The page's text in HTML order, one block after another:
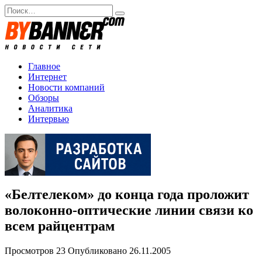
Перейти
к
содержанию
Search
for:
Главное
Интернет
Новости компаний
Обзоры
Аналитика
Интервью
«Белтелеком» до конца года проложит
волоконно-оптические линии связи ко
всем райцентрам
Просмотров 23 Опубликовано 26.11.2005